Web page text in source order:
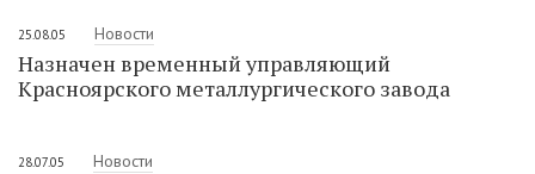
25.08.05 Новости
Назначен временный управляющий
Красноярского металлургического завода
28.07.05 Новости